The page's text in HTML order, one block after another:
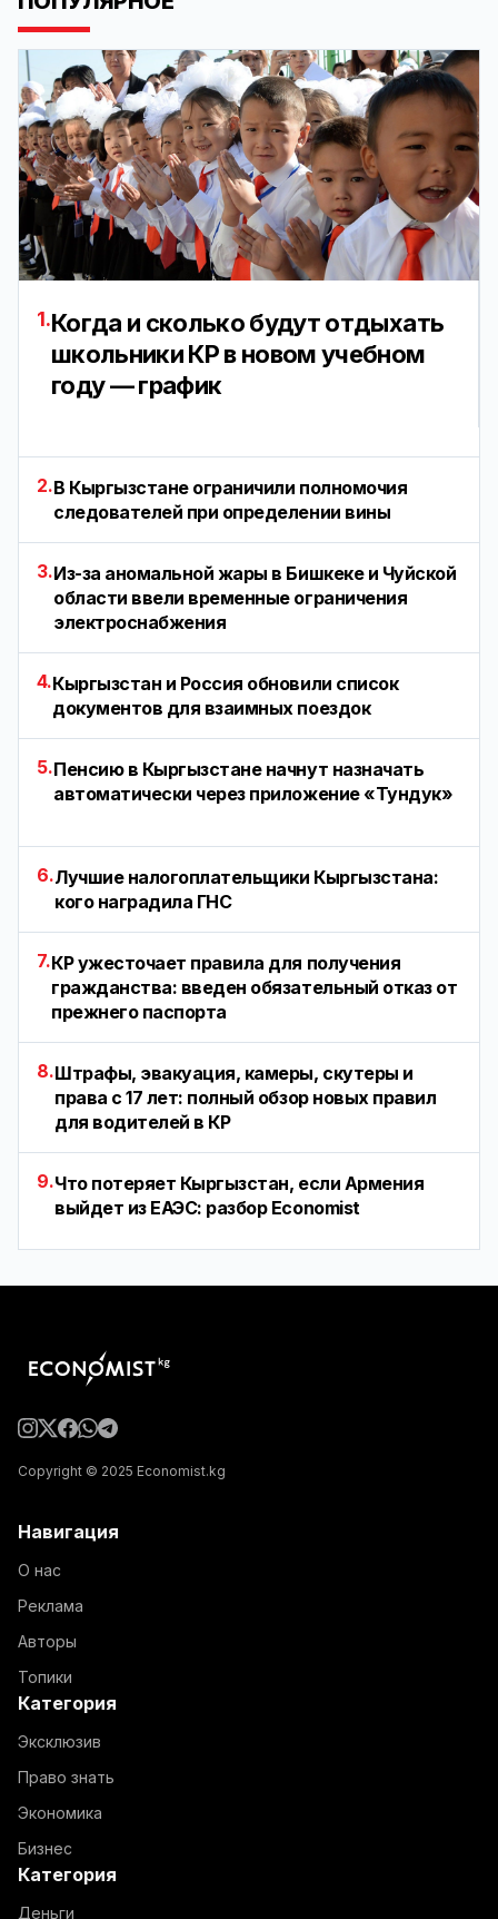
1.Когда и сколько будут отдыхать
школьники КР в новом учебном
году — график
2.В Кыргызстане ограничили полномочия
следователей при определении вины
3.Из-за аномальной жары в Бишкеке и Чуйской
области ввели временные ограничения
электроснабжения
4.Кыргызстан и Россия обновили список
документов для взаимных поездок
5.Пенсию в Кыргызстане начнут назначать
автоматически через приложение «Тундук»
6.Лучшие налогоплательщики Кыргызстана:
кого наградила ГНС
7.КР ужесточает правила для получения
гражданства: введен обязательный отказ от
прежнего паспорта
8.Штрафы, эвакуация, камеры, скутеры и
права с 17 лет: полный обзор новых правил
для водителей в КР
9.Что потеряет Кыргызстан, если Армения
выйдет из ЕАЭС: разбор Economist
Copyright © 2025 Economist.kg
Навигация
О нас
Реклама
Авторы
Топики
Категория
Эксклюзив
Право знать
Экономика
Бизнес
Категория
Деньги